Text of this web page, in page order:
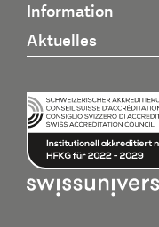
Information
Aktuelles